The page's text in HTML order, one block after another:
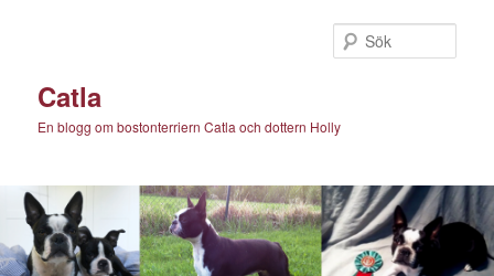
Catla
En blogg om bostonterriern Catla och dottern Holly